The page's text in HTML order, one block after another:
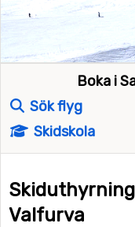
Boka i
Sök flyg
Skidskola
Valfurva